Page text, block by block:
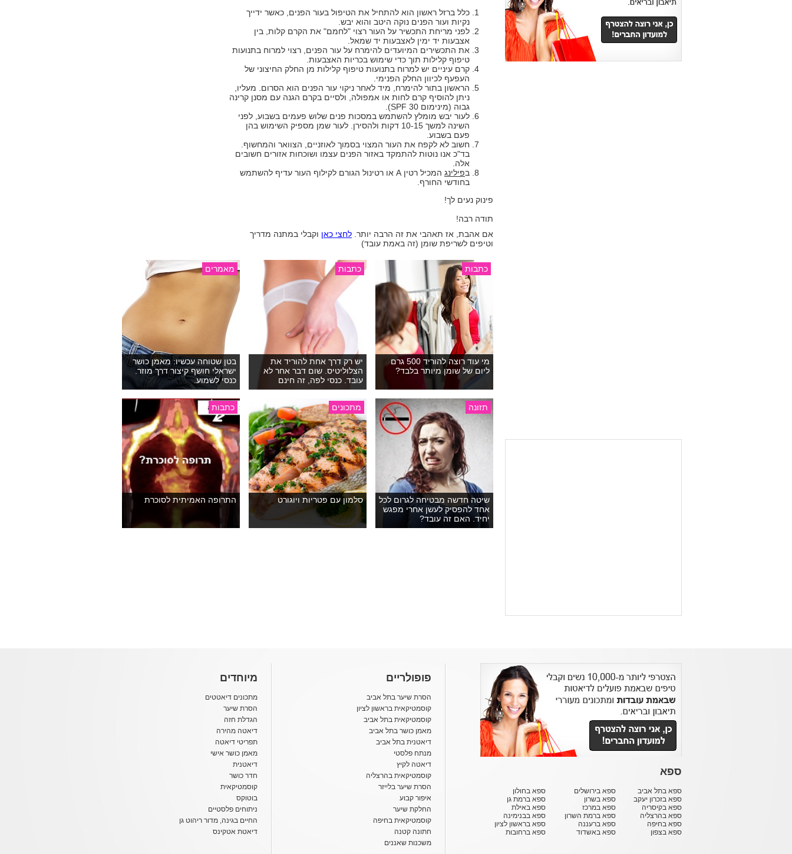
כלל ברזל ראשון הוא להתחיל את הטיפול בעור הפנים, כאשר ידייך
נקיות ועור הפנים נוקה היטב והוא יבש.
לפני מריחת התכשיר על העור רצוי "לחמם" את הקרם קלות, בין
אצבעות יד ימין לאצבעות יד שמאל.
את התכשירים המיועדים להימרח על עור הפנים, רצוי למרוח בתנועות
טיפוף קלילות תוך כדי שימוש בכריות האצבעות.
קרם עיניים יש למרוח בתנועות טיפוף קלילות מן החלק החיצוני של
העפעף לכיוון החלק הפנימי.
הראשון בתור להימרח, מיד לאחר ניקוי עור הפנים הוא הסרום. מעליו,
ניתן להוסיף קרם לחות או אמפולה, ולסיים בקרם הגנה עם מסנן קרינה
גבוה (מינימום SPF 30).
לעור יבש מומלץ להשתמש במסכות פנים שלוש פעמים בשבוע, לפני
השינה למשך 10-15 דקות ולהסירן. לעור שמן מספיק השימוש בהן
פעם בשבוע.
חשוב לא לקפח את העור המצוי בסמוך לאוזניים, הצוואר והמחשוף.
בד"כ אנו נוטות להתמקד באזור הפנים עצמו ושוכחות אזורים חשובים
אלה.
בפילינג
המכיל רטין A או רטינול הגורם לקילוף העור עדיף להשתמש
בחודשי החורף.
פינוק נעים לך!
תודה רבה!
אם אהבת, אז תאהבי את זה הרבה יותר. לחצי כאן וקבלי במתנה מדריך
וטיפים לשריפת שומן (זה באמת עובד)
כתבות
מי עוד רוצה להוריד 500 גרם
ליום של שומן מיותר בלבד?
כתבות
יש רק דרך אחת להוריד את
הצלוליטיס. שום דבר אחר לא
עובד. כנסי לפה, זה חינם
מאמרים
בטן שטוחה עכשיו: מאמן כושר
ישראלי חושף קיצור דרך מוזר.
כנסי לשמוע.
תזונה
שיטה חדשה מבטיחה לגרום לכל
אחד להפסיק לעשן אחרי מפגש
יחיד. האם זה עובד?
מתכונים
סלמון עם פטריות ויוגורט
כתבות
התרופה האמיתית לסוכרת
ספא
ספא בתל אביב
ספא בזכרון יעקב
ספא בקיסריה
ספא בהרצליה
ספא בחיפה
ספא בצפון
ספא בירושלים
ספא בשרון
ספא במרכז
ספא ברמת השרון
ספא ברעננה
ספא באשדוד
ספא בחולון
ספא ברמת גן
ספא באילת
ספא בבנימינה
ספא בראשון לציון
ספא ברחובות
פופולריים
הסרת שיער בתל אביב
קוסמטיקאית בראשון לציון
קוסמטיקאית בתל אביב
מאמן כושר בתל אביב
דיאטנית בתל אביב
מנתח פלסטי
דיאטה לקיץ
קוסמטיקאית בהרצליה
הסרת שיער בלייזר
איפור קבוע
החלקת שיער
קוסמטיקאית בחיפה
חתונה קטנה
משכנות שאננים
מיוחדים
מתכונים דיאטטים
הסרת שיער
הגדלת חזה
דיאטה מהירה
תפריטי דיאטה
מאמן כושר אישי
דיאטנית
חדר כושר
קוסמטיקאית
בוטוקס
ניתוחים פלסטיים
החיים בגינה, מדור ריהוט גן
דיאטת אטקינס